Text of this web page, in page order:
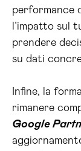
performance
l’impatto sul
prendere
su dati
Infine, la
rimanere
Google